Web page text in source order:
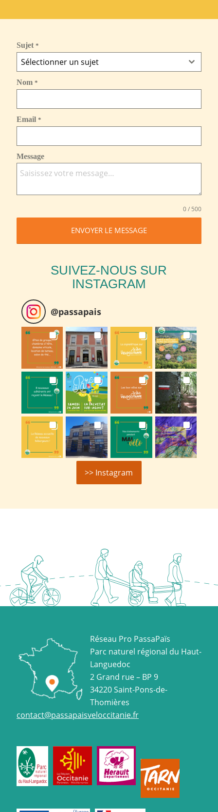
Sujet *
Sélectionner un sujet
Nom *
Email *
Message
0 / 500
ENVOYER LE MESSAGE
SUIVEZ-NOUS SUR
INSTAGRAM
@passapais
>> Instagram
Réseau Pro PassaPaïs
Parc naturel régional du Haut-
Languedoc
2 Grand rue – BP 9
34220 Saint-Pons-de-
Thomières
contact@passapaisveloccitanie.fr